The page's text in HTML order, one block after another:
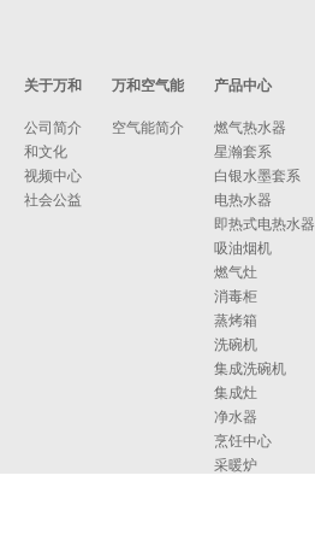
关于万和
公司简介
和文化
视频中心
社会公益
万和空气能
空气能简介
产品中心
燃气热水器
星瀚套系
白银水墨套系
电热水器
即热式电热水器
吸油烟机
燃气灶
消毒柜
蒸烤箱
洗碗机
集成洗碗机
集成灶
净水器
烹饪中心
采暖炉